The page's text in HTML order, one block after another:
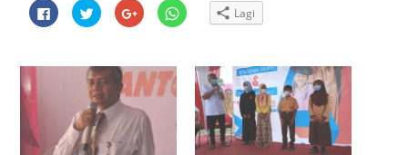
Klik
untuk
membagikan
di
jendela
Klik
untuk
berbagi
di
jendela
yang
baru)
Klik
untuk
berbagi
(Membuka
di
jendela
yang
baru)
Klik
untuk
jendela
yang
baru)
Lagi